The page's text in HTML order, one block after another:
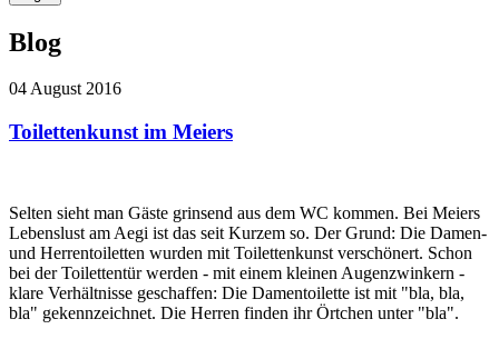
Blog
04August 2016
Toilettenkunst im Meiers
Selten sieht man Gäste grinsend aus dem WC kommen. Bei Meiers
Lebenslust am Aegi ist das seit Kurzem so. Der Grund: Die Damen-
und Herrentoiletten wurden mit Toilettenkunst verschönert. Schon
bei der Toilettentür werden - mit einem kleinen Augenzwinkern -
klare Verhältnisse geschaffen: Die Damentoilette ist mit "bla, bla,
bla" gekennzeichnet. Die Herren finden ihr Örtchen unter "bla".